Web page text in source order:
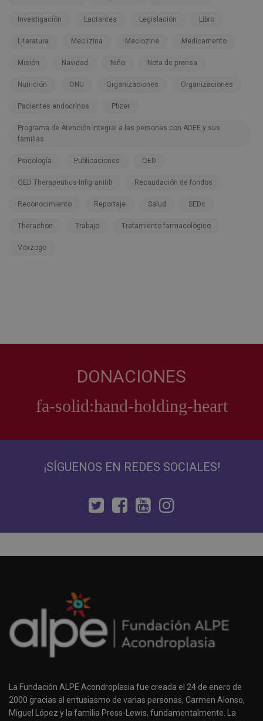
Investigación Lactantes Legislación Libro
Literatura Meclizina Meclozine Medicamento
Misión Navidad Niño Nota de prensa
Nutrición ONU Organizaciones Organizaciones
Pacientes endocrinos Pfizer
Programa de Atención Integral a las personas con ADEE y sus
familias
Psicología Publicaciones QED
QED Therapeutics-Infigranitib Recaudación de fondos
Reconocimiento Reportaje Salud SEDc
Therachon Trabajo Tratamiento farmacológico
Voxzogo
DONACIONES
¡SÍGUENOS EN REDES SOCIALES!
La Fundación ALPE Acondroplasia fue creada el 24 de enero de
2000 gracias al entusiasmo de varias personas, Carmen Alonso,
Miguel López y la familia Press-Lewis, fundamentalmente. La